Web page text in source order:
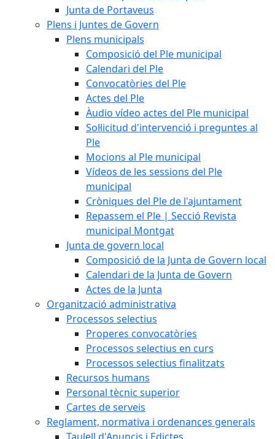
Junta de Portaveus
Plens i Juntes de Govern
Plens municipals
Composició del Ple municipal
Calendari del Ple
Convocatòries del Ple
Actes del Ple
Àudio vídeo actes del Ple municipal
Sol·licitud d'intervenció i preguntes al
Ple
Mocions al Ple municipal
Vídeos de les sessions del Ple
municipal
Cròniques del Ple de l'ajuntament
Repassem el Ple | Secció Revista
municipal Montgat
Junta de govern local
Composició de la Junta de Govern local
Calendari de la Junta de Govern
Actes de la Junta
Organització administrativa
Processos selectius
Properes convocatòries
Processos selectius en curs
Processos selectius finalitzats
Recursos humans
Personal tècnic superior
Cartes de serveis
Reglament, normativa i ordenances generals